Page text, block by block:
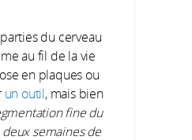
du cerveau
au fil de la vie
en plaques ou
un outil, mais bien
fine du
semaines de